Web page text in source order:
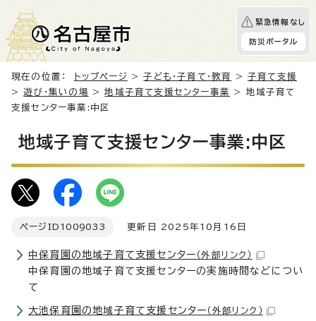
緊急情報なし
防災ポータル
現在の位置： トップページ >子ども・子育て・教育 >子育て支援
>遊び・集いの場 >地域子育て支援センター事業
> 地域子育て
支援センター事業:中区
地域子育て支援センター事業:中区
ページID 1009033 更新日 2025年10月16日
中保育園の地域子育て支援センター （外部リンク）
中保育園の地域子育て支援センターの実施時間などについ
て
大池保育園の地域子育て支援センター （外部リンク）